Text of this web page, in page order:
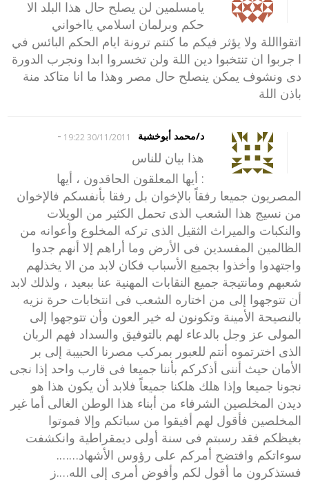
يامسلمين لن يصلح حال هذا البلد الا
حكم وبرلمان اسلامي يااخواني
اتقوااللة ولا يؤثر فيكم ما كنتم ترونة ايام الحكم البائس في
ا جربوا ان تنتخبوا دين اللة ولن تخسروا ابدا ونجرب الدورة
دى ونشوف يمكن ينصلح حال مصر وهذا ما انا متاكد منة
باذن اللة
د/محمد أبوخشبة 30/11/2011 19:22
-
هذا بيان للناس
: أيها المعلقون الحاقدون ، أيها
المصريون جميعا رفقاً بالإخوان بل رفقا بأنفسكم فالإخوان
من نسيج هذا الشعب الذى تحمل الكثير من الويلات
والنكبات والميراث الثقيل الذى تركه المخلوع وأعوانه من
الظالمين المفسدين فى الأرض وما أراهم إلا أنهم جدوا
واجتهدوا وأخذوا بجميع الأسباب فكان لابد من الا يخذلهم
شعبهم ومانتيجة جميع النقابات المهنية عنا ببعيد ، ولذلك لابد
أن تتوجهوا إلى من اختاره الشعب فى انتخابات حرة نزيه
بالنصيحة الأمينة وتكونون له خير العون وأن تتوجهوا إلى
المولى عز وجل بالدعاء لهم بالتوفيق والسداد فهم الربان
الذى اخترتموه أنتم للعبور بمركب مصرنا الحبيبة إلى بر
الأمان حيث أننى أذكركم بأننا جميعا فى قارب واحد إذا نجى
نجونا جميعا وإذا هلك هلكنا جميعاً فلابد أن يكون هذا هو
ديدن المخلصين الشرفاء من أبناء هذا الوطن الغالى أما غير
المخلصين فأقول لهم أفيقوا من سباتكم وإلا فموتوا
بغيظكم فقد رسبتم فى سنة أولى ديمقراطية وانكشفت
سوءاتكم وافتضح أمركم على رؤوس الأشهاد…….
فستذكرون ما أقول لكم وأفوض أمرى إلى الله….ز